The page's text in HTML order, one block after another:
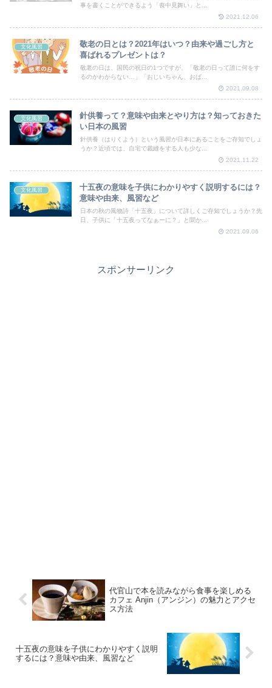
事を書くことができるよう「喪中見舞い」と...
2021.12.06
文化風習
敬老の日とは？2021年はいつ？由来や過ごし方と
喜ばれるプレゼントは？
敬老の日は、国民の祝日の1つですが、「敬老の日って誰に何をす
るのかわからない…」「おじいちゃん、おば...
2021.09.08
文化風習
針供養って？意味や由来とやり方は？知っておきた
い日本の風習
針供養（はりくよう）という風習が日本にあることをご存知でしょ
うか？近頃では、自宅で裁縫をする人も少な...
2021.11.22
文化風習
十五夜の意味を子供にわかりやすく説明するには？
意味や由来、風習など
日本の秋の風物詩「十五夜」について詳しくご存知でしょうか？先
日、子供に「十五夜ってなぁーに？」と聞か...
2021.09.06
スポンサーリンク
代官山で本を読みながら食事を楽しめる
カフェ Anjin（アンジン）の魅力とアクセ
ス方法
十五夜の意味を子供にわかりやすく説明
するには？意味や由来、風習など